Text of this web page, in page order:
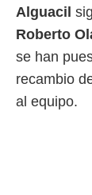
disponible
Alguacil
Roberto
se han
recambio
al equipo.